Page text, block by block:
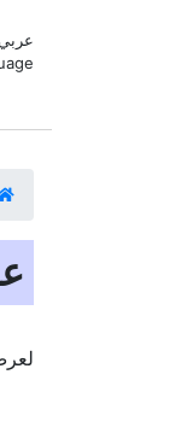
عربي